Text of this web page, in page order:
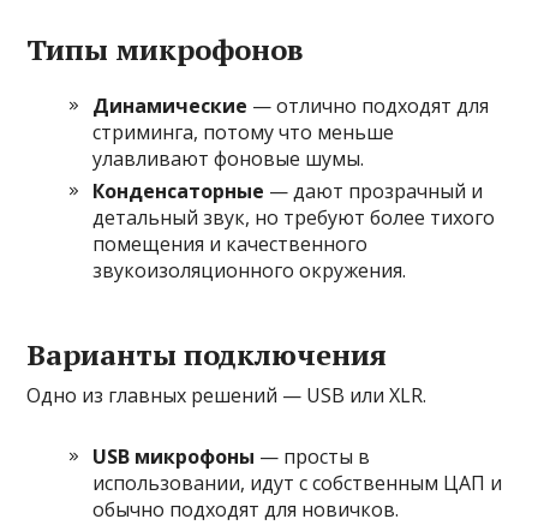
Типы микрофонов
Динамические — отлично подходят для
стриминга, потому что меньше
улавливают фоновые шумы.
Конденсаторные — дают прозрачный и
детальный звук, но требуют более тихого
помещения и качественного
звукоизоляционного окружения.
Варианты подключения
Одно из главных решений — USB или XLR.
USB микрофоны — просты в
использовании, идут с собственным ЦАП и
обычно подходят для новичков.